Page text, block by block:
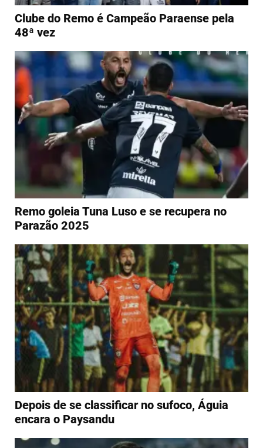
Clube do Remo é Campeão Paraense pela
48ª vez
Remo goleia Tuna Luso e se recupera no
Parazão 2025
Depois de se classificar no sufoco, Águia
encara o Paysandu